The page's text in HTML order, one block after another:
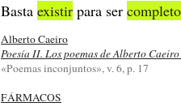
Basta existir para ser completo
Alberto Caeiro
Poesía II. Los poemas de Alberto Caeiro
«Poemas inconjuntos», v. 6, p. 17
FÁRMACOS